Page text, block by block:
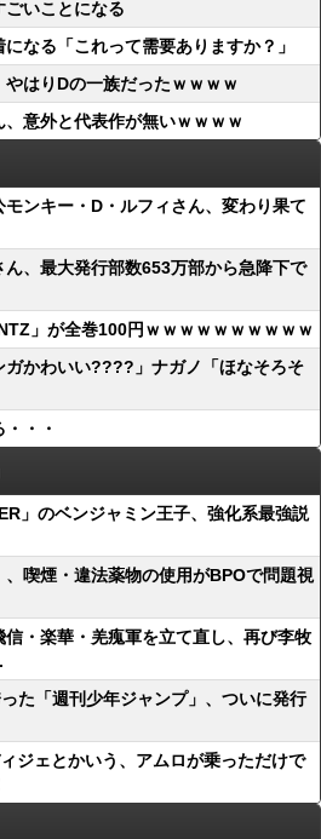
いことになる
なる「これって需要ありますか？」
やはりDの一族だったｗｗｗｗ
、意外と代表作が無いｗｗｗｗ
ンキー・D・ルフィさん、変わり果て
ん、最大発行部数653万部から急降下で
」が全巻100円ｗｗｗｗｗｗｗｗｗｗ
ガかわいい????」ナガノ「ほなそろそ
・・
」のベンジャミン王子、強化系最強説
、喫煙・違法薬物の使用がBPOで問題視
信・楽華・羌瘣軍を立て直し、再び李牧
た「週刊少年ジャンプ」、ついに発行
ジェとかいう、アムロが乗っただけで